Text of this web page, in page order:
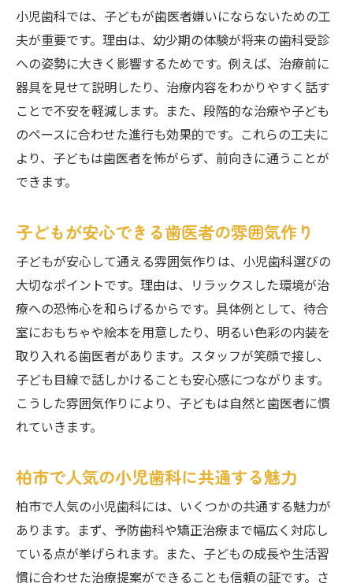
小児歯科では、子どもが歯医者嫌いにならないための工
夫が重要です。理由は、幼少期の体験が将来の歯科受診
への姿勢に大きく影響するためです。例えば、治療前に
器具を見せて説明したり、治療内容をわかりやすく話す
ことで不安を軽減します。また、段階的な治療や子ども
のペースに合わせた進行も効果的です。これらの工夫に
より、子どもは歯医者を怖がらず、前向きに通うことが
できます。
子どもが安心できる歯医者の雰囲気作り
子どもが安心して通える雰囲気作りは、小児歯科選びの
大切なポイントです。理由は、リラックスした環境が治
療への恐怖心を和らげるからです。具体例として、待合
室におもちゃや絵本を用意したり、明るい色彩の内装を
取り入れる歯医者があります。スタッフが笑顔で接し、
子ども目線で話しかけることも安心感につながります。
こうした雰囲気作りにより、子どもは自然と歯医者に慣
れていきます。
柏市で人気の小児歯科に共通する魅力
柏市で人気の小児歯科には、いくつかの共通する魅力が
あります。まず、予防歯科や矯正治療まで幅広く対応し
ている点が挙げられます。また、子どもの成長や生活習
慣に合わせた治療提案ができることも信頼の証です。さ